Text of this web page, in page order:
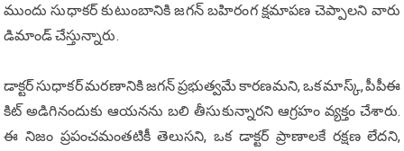
ముందు సుధాకర్ కుటుంబానికి జగన్ బహిరంగ క్షమాపణ చెప్పాలని వారు
డిమాండ్ చేస్తున్నారు.
డాక్టర్ సుధాకర్ మరణానికి జగన్ ప్రభుత్వమే కారణమని, ఒక మాస్క్, పీపీఈ
కిట్ అడిగినందుకు ఆయనను బలి తీసుకున్నారని ఆగ్రహం వ్యక్తం చేశారు.
ఈ నిజం ప్రపంచమంతటికీ తెలుసని, ఒక డాక్టర్ ప్రాణాలకే రక్షణ లేదని,